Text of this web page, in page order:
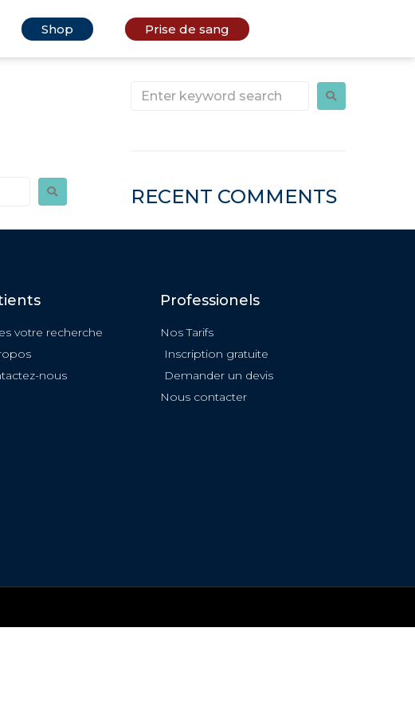
Shop Prise de sang
RECENT COMMENTS
votre recherche
nous
Professionels
Nos Tarifs
Inscription gratuite
Demander un devis
Nous contacter